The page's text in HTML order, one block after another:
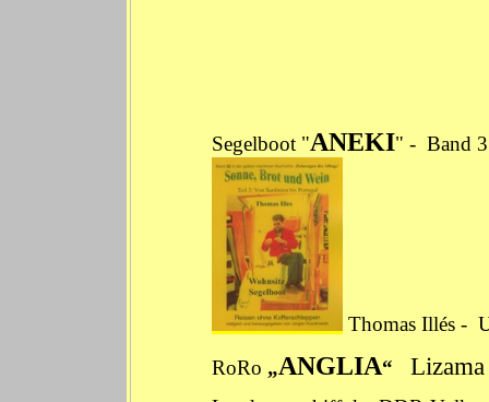
Segelboot "ANEKI" - Band
Thomas Illés -
RoRo „ANGLIA“ Lizama